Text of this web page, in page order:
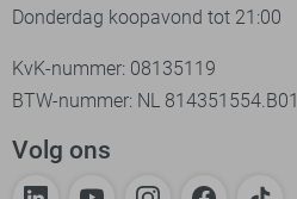
Donderdag koopavond tot 21:00
KvK-nummer: 08135119
BTW-nummer: NL 814351554.B01
Volg ons